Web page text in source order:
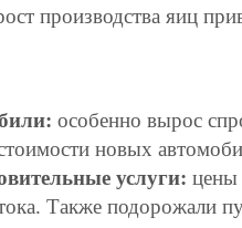
производства яиц
особенно вырос
новых
услуги: цены
Также подорожали